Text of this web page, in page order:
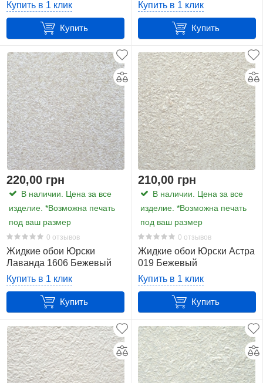
Купить в 1 клик
Купить
Купить в 1 клик
Купить
220,00 грн
В наличии. Цена за все
изделие. *Возможна печать
под ваш размер
0 отзывов
Жидкие обои Юрски
Лаванда 1606 Бежевый
Купить в 1 клик
Купить
210,00 грн
В наличии. Цена за все
изделие. *Возможна печать
под ваш размер
0 отзывов
Жидкие обои Юрски Астра
019 Бежевый
Купить в 1 клик
Купить